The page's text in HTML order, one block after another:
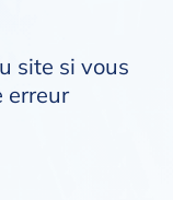
site si vous
erreur